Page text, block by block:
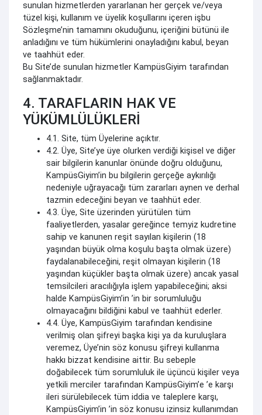
sunulan hizmetlerden yararlanan her gerçek ve/veya
tüzel kişi, kullanım ve üyelik koşullarını içeren işbu
Sözleşme’nin tamamını okuduğunu, içeriğini bütünü ile
anladığını ve tüm hükümlerini onayladığını kabul, beyan
ve taahhüt eder.
Bu Site’de sunulan hizmetler KampüsGiyim tarafından
sağlanmaktadır.
4. TARAFLARIN HAK VE
YÜKÜMLÜLÜKLERİ
4.1. Site, tüm Üyelerine açıktır.
4.2. Üye, Site’ye üye olurken verdiği kişisel ve diğer
sair bilgilerin kanunlar önünde doğru olduğunu,
KampüsGiyim’in bu bilgilerin gerçeğe aykırılığı
nedeniyle uğrayacağı tüm zararları aynen ve derhal
tazmin edeceğini beyan ve taahhüt eder.
4.3. Üye, Site üzerinden yürütülen tüm
faaliyetlerden, yasalar gereğince temyiz kudretine
sahip ve kanunen reşit sayılan kişilerin (18
yaşından büyük olma koşulu başta olmak üzere)
faydalanabileceğini, reşit olmayan kişilerin (18
yaşından küçükler başta olmak üzere) ancak yasal
temsilcileri aracılığıyla işlem yapabileceğini; aksi
halde KampüsGiyim’in ’in bir sorumluluğu
olmayacağını bildiğini kabul ve taahhüt ederler.
4.4. Üye, KampüsGiyim tarafından kendisine
verilmiş olan şifreyi başka kişi ya da kuruluşlara
veremez, Üye’nin söz konusu şifreyi kullanma
hakkı bizzat kendisine aittir. Bu sebeple
doğabilecek tüm sorumluluk ile üçüncü kişiler veya
yetkili merciler tarafından KampüsGiyim’e ’e karşı
ileri sürülebilecek tüm iddia ve taleplere karşı,
KampüsGiyim’in ’in söz konusu izinsiz kullanımdan